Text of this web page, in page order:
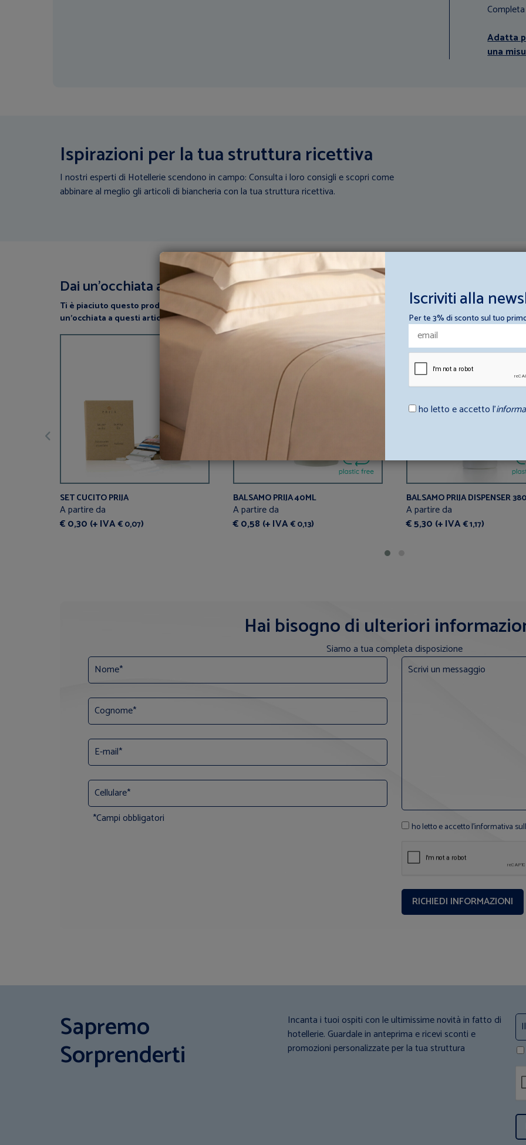
Adatta
una
Ispirazioni per la tua struttura ricettiva
I nostri esperti di Hotellerie scendono in campo: Consulta i loro consigli e scopri come
abbinare al meglio gli articoli di biancheria con la tua struttura ricettiva.
Dai un’occhiata a questi articoli
Ti è piaciuto questo prodotto? perchè non dai
un’occhiata a questi articoli correlati?
SET CUCITO PRIJA
A partire da
€ 0,30 (+ IVA€ 0,07)
BALSAMO PRIJA 40ML
A partire da
€ 0,58 (+ IVA€ 0,13)
BALSAMO PRIJA DISPENSER
A partire da
€ 5,30 (+ IVA€ 1,17)
Hai bisogno di ulteriori
Siamo a tua completa disposizione
*Campi obbligatori
ho letto e accetto l'informativa
Sapremo
Sorprenderti
Incanta i tuoi ospiti con le ultimissime novità in fatto di
hotellerie. Guardale in anteprima e ricevi sconti e
promozioni personalizzate per la tua struttura
Iscriviti alla
Per te 3% di sconto sul tuo
ho letto e accetto l’